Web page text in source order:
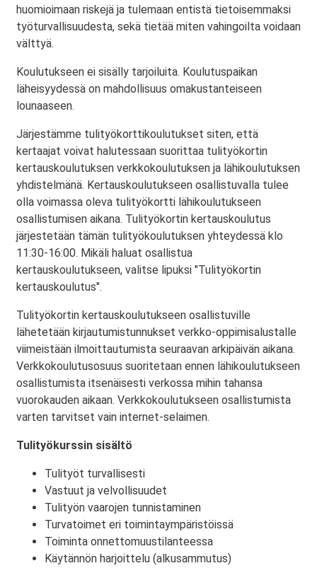
huomioimaan riskejä ja tulemaan entistä tietoisemmaksi
työturvallisuudesta, sekä tietää miten vahingoilta voidaan
välttyä.
Koulutukseen ei sisälly tarjoiluita. Koulutuspaikan
läheisyydessä on mahdollisuus omakustanteiseen
lounaaseen.
Järjestämme tulityökorttikoulutukset siten, että
kertaajat voivat halutessaan suorittaa tulityökortin
kertauskoulutuksen verkkokoulutuksen ja lähikoulutuksen
yhdistelmänä. Kertauskoulutukseen osallistuvalla tulee
olla voimassa oleva tulityökortti lähikoulutukseen
osallistumisen aikana. Tulityökortin kertauskoulutus
järjestetään tämän tulityökoulutuksen yhteydessä klo
11:30-16:00. Mikäli haluat osallistua
kertauskoulutukseen, valitse lipuksi "Tulityökortin
kertauskoulutus".
Tulityökortin kertauskoulutukseen osallistuville
lähetetään kirjautumistunnukset verkko-oppimisalustalle
viimeistään ilmoittautumista seuraavan arkipäivän aikana.
Verkkokoulutusosuus suoritetaan ennen lähikoulutukseen
osallistumista itsenäisesti verkossa mihin tahansa
vuorokauden aikaan. Verkkokoulutukseen osallistumista
varten tarvitset vain internet-selaimen.
Tulityökurssin sisältö
Tulityöt turvallisesti
Vastuut ja velvollisuudet
Tulityön vaarojen tunnistaminen
Turvatoimet eri toimintaympäristöissä
Toiminta onnettomuustilanteessa
Käytännön harjoittelu (alkusammutus)